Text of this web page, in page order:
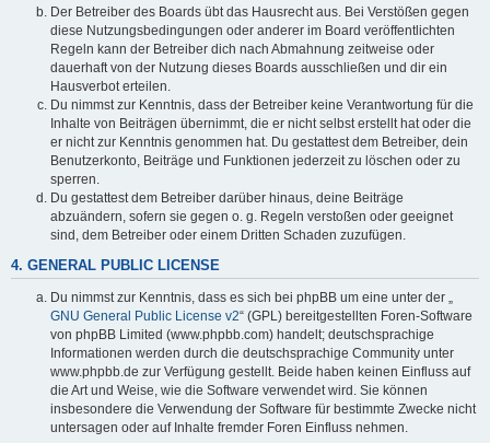
Der Betreiber des Boards übt das Hausrecht aus. Bei Verstößen gegen
diese Nutzungsbedingungen oder anderer im Board veröffentlichten
Regeln kann der Betreiber dich nach Abmahnung zeitweise oder
dauerhaft von der Nutzung dieses Boards ausschließen und dir ein
Hausverbot erteilen.
Du nimmst zur Kenntnis, dass der Betreiber keine Verantwortung für die
Inhalte von Beiträgen übernimmt, die er nicht selbst erstellt hat oder die
er nicht zur Kenntnis genommen hat. Du gestattest dem Betreiber, dein
Benutzerkonto, Beiträge und Funktionen jederzeit zu löschen oder zu
sperren.
Du gestattest dem Betreiber darüber hinaus, deine Beiträge
abzuändern, sofern sie gegen o. g. Regeln verstoßen oder geeignet
sind, dem Betreiber oder einem Dritten Schaden zuzufügen.
4. GENERAL PUBLIC LICENSE
Du nimmst zur Kenntnis, dass es sich bei phpBB um eine unter der „
GNU General Public License v2“ (GPL) bereitgestellten Foren-Software
von phpBB Limited (www.phpbb.com) handelt; deutschsprachige
Informationen werden durch die deutschsprachige Community unter
www.phpbb.de zur Verfügung gestellt. Beide haben keinen Einfluss auf
die Art und Weise, wie die Software verwendet wird. Sie können
insbesondere die Verwendung der Software für bestimmte Zwecke nicht
untersagen oder auf Inhalte fremder Foren Einfluss nehmen.